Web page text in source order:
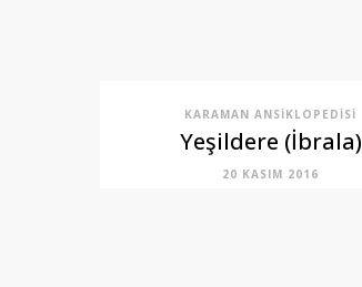
KARAMAN ANSIKLOPEDISI
Yeşildere (İbrala)
20 KASIM 2016